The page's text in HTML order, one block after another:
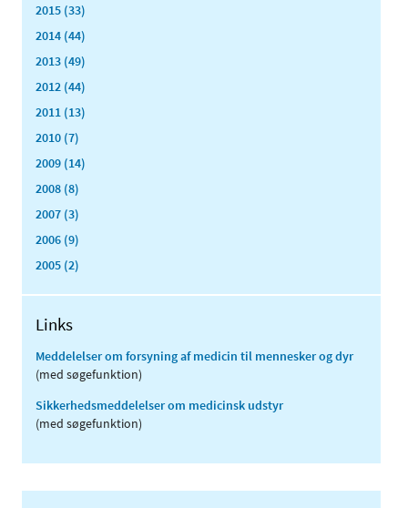
2015 (33)
2014 (44)
2013 (49)
2012 (44)
2011 (13)
2010 (7)
2009 (14)
2008 (8)
2007 (3)
2006 (9)
2005 (2)
Links
Meddelelser om forsyning af medicin til mennesker og dyr
(med søgefunktion)
Sikkerhedsmeddelelser om medicinsk udstyr
(med søgefunktion)